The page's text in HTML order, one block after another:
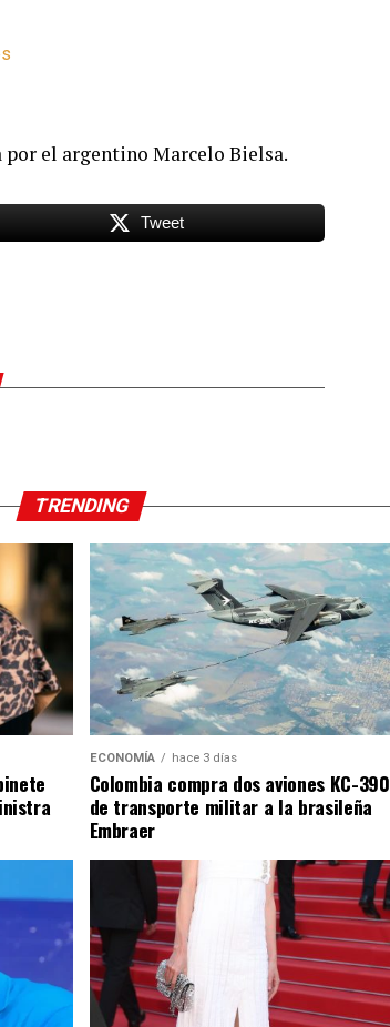
por el argentino Marcelo Bielsa.
Tweet
TRENDING
ECONOMÍA hace 3 días
Colombia compra dos aviones KC-390
de transporte militar a la brasileña
Embraer